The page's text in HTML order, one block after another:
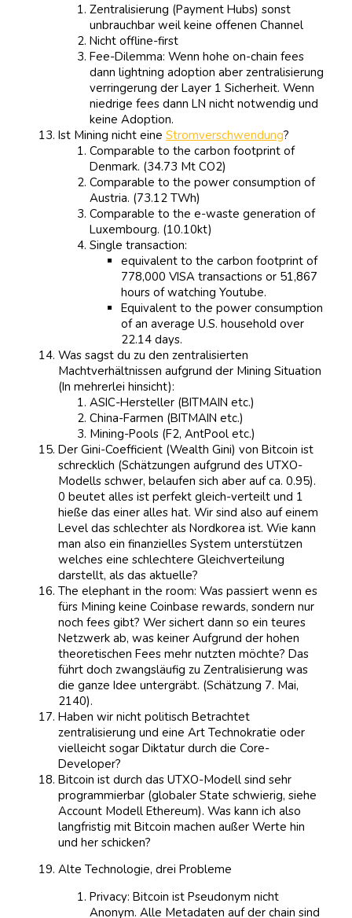
Zentralisierung (Payment Hubs) sonst
unbrauchbar weil keine offenen Channel
Nicht offline-first
Fee-Dilemma: Wenn hohe on-chain fees
dann lightning adoption aber zentralisierung
verringerung der Layer 1 Sicherheit. Wenn
niedrige fees dann LN nicht notwendig und
keine Adoption.
Ist Mining nicht eine Stromverschwendung?
Comparable to the carbon footprint of
Denmark. (34.73 Mt CO2)
Comparable to the power consumption of
Austria. (73.12 TWh)
Comparable to the e-waste generation of
Luxembourg. (10.10kt)
Single transaction:
equivalent to the carbon footprint of
778,000 VISA transactions or 51,867
hours of watching Youtube.
Equivalent to the power consumption
of an average U.S. household over
22.14 days.
Was sagst du zu den zentralisierten
Machtverhältnissen aufgrund der Mining Situation
(In mehrerlei hinsicht):
ASIC-Hersteller (BITMAIN etc.)
China-Farmen (BITMAIN etc.)
Mining-Pools (F2, AntPool etc.)
Der Gini-Coefficient (Wealth Gini) von Bitcoin ist
schrecklich (Schätzungen aufgrund des UTXO-
Modells schwer, belaufen sich aber auf ca. 0.95).
0 beutet alles ist perfekt gleich-verteilt und 1
hieße das einer alles hat. Wir sind also auf einem
Level das schlechter als Nordkorea ist. Wie kann
man also ein finanzielles System unterstützen
welches eine schlechtere Gleichverteilung
darstellt, als das aktuelle?
The elephant in the room: Was passiert wenn es
fürs Mining keine Coinbase rewards, sondern nur
noch fees gibt? Wer sichert dann so ein teures
Netzwerk ab, was keiner Aufgrund der hohen
theoretischen Fees mehr nutzten möchte? Das
führt doch zwangsläufig zu Zentralisierung was
die ganze Idee untergräbt. (Schätzung 7. Mai,
2140).
Haben wir nicht politisch Betrachtet
zentralisierung und eine Art Technokratie oder
vielleicht sogar Diktatur durch die Core-
Developer?
Bitcoin ist durch das UTXO-Modell sind sehr
programmierbar (globaler State schwierig, siehe
Account Modell Ethereum). Was kann ich also
langfristig mit Bitcoin machen außer Werte hin
und her schicken?
Alte Technologie, drei Probleme
Privacy: Bitcoin ist Pseudonym nicht
Anonym. Alle Metadaten auf der chain sind